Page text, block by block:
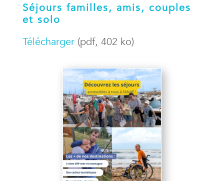
Séjours familles, amis, couples
et solo
Télécharger(pdf, 402 ko)